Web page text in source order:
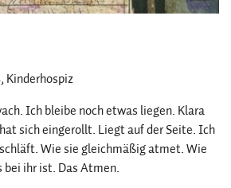
, Kinderhospiz
Ich bleibe noch etwas liegen. Klara
sich eingerollt. Liegt auf der Seite. Ich
Wie sie gleichmäßig atmet. Wie
ihr ist. Das Atmen.